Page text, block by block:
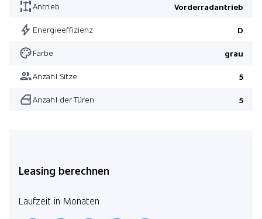
Antrieb Vorderradantrieb
Energieeffizienz D
Farbe grau
Anzahl Sitze 5
Anzahl der Türen 5
Leasing berechnen
Laufzeit in Monaten